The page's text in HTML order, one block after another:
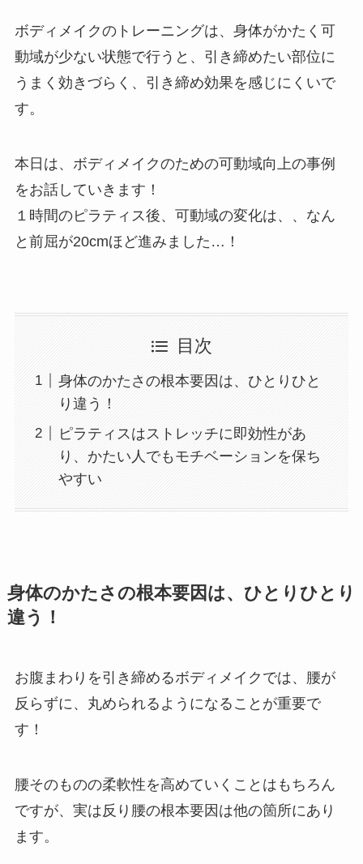
ボディメイクのトレーニングは、身体がかたく可
動域が少ない状態で行うと、引き締めたい部位に
うまく効きづらく、引き締め効果を感じにくいで
す。
本日は、ボディメイクのための可動域向上の事例
をお話していきます！
１時間のピラティス後、可動域の変化は、、なん
と前屈が20cmほど進みました…！
目次
身体のかたさの根本要因は、ひとりひと
り違う！
ピラティスはストレッチに即効性があ
り、かたい人でもモチベーションを保ち
やすい
身体のかたさの根本要因は、ひとりひとり
違う！
お腹まわりを引き締めるボディメイクでは、腰が
反らずに、丸められるようになることが重要で
す！
腰そのものの柔軟性を高めていくことはもちろん
ですが、実は反り腰の根本要因は他の箇所にあり
ます。